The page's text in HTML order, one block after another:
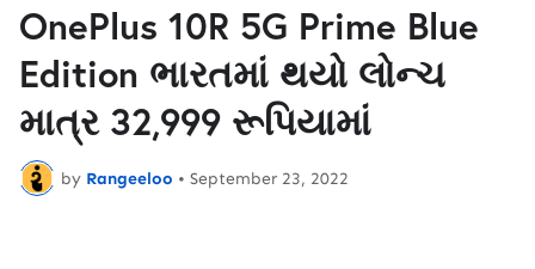
OnePlus 10R 5G Prime Blue
Edition ભારતમાં થયો લોન્ચ
માત્ર 32,999 રૂપિયામાં
by Rangeeloo • September 23, 2022